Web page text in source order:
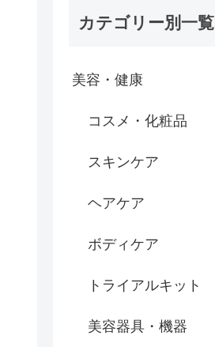
カテゴリー別一覧
美容・健康
コスメ・化粧品
スキンケア
ヘアケア
ボディケア
トライアルキット
美容器具・機器